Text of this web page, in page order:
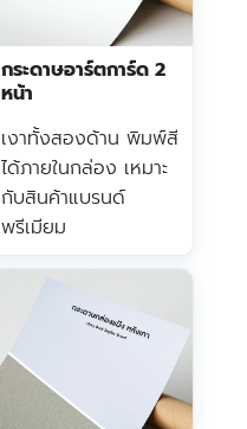
กระดาษอาร์ตการ์ด 2
หน้า
เงาทั้งสองด้าน พิมพ์สี
ได้ภายในกล่อง เหมาะ
กับสินค้าแบรนด์
พรีเมียม